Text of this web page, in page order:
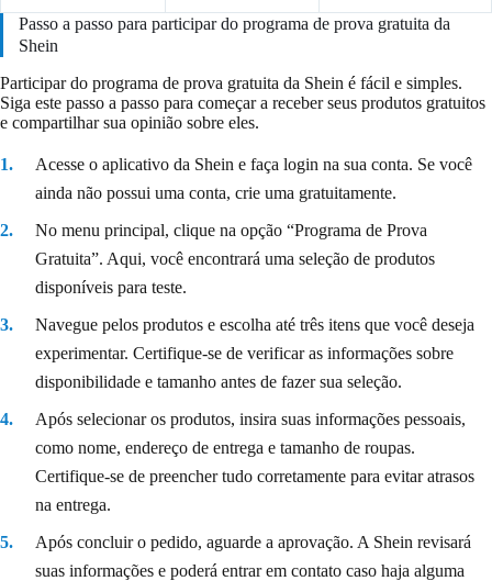
Passo a passo para participar do programa de prova gratuita da
Shein
Participar do programa de prova gratuita da Shein é fácil e simples.
Siga este passo a passo para começar a receber seus produtos gratuitos
e compartilhar sua opinião sobre eles.
Acesse o aplicativo da Shein e faça login na sua conta. Se você
ainda não possui uma conta, crie uma gratuitamente.
No menu principal, clique na opção “Programa de Prova
Gratuita”. Aqui, você encontrará uma seleção de produtos
disponíveis para teste.
Navegue pelos produtos e escolha até três itens que você deseja
experimentar. Certifique-se de verificar as informações sobre
disponibilidade e tamanho antes de fazer sua seleção.
Após selecionar os produtos, insira suas informações pessoais,
como nome, endereço de entrega e tamanho de roupas.
Certifique-se de preencher tudo corretamente para evitar atrasos
na entrega.
Após concluir o pedido, aguarde a aprovação. A Shein revisará
suas informações e poderá entrar em contato caso haja alguma